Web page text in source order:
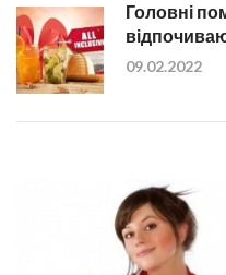
Головні
09.02.2022